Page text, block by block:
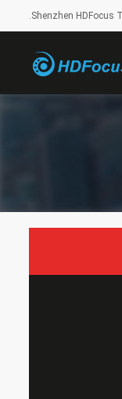
Shenzhen HDFocus